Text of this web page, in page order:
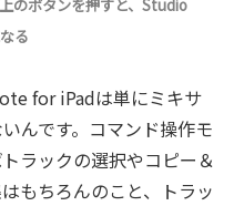
のボタンを押すと、Studio
る
for iPadは単にミキサ
んです。コマンド操作モ
ラックの選択やコピー＆
もちろんのこと、トラッ